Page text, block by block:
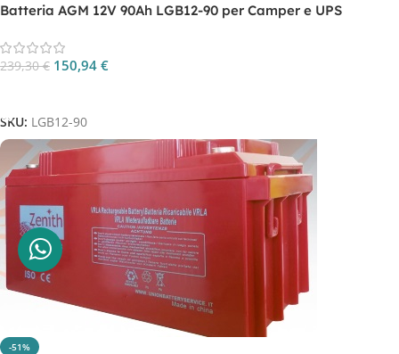
Batteria AGM 12V 90Ah LGB12-90 per Camper e UPS
239,30€ 150,94 €
SKU: LGB12-90
-51%